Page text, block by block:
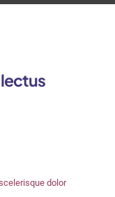
dolor